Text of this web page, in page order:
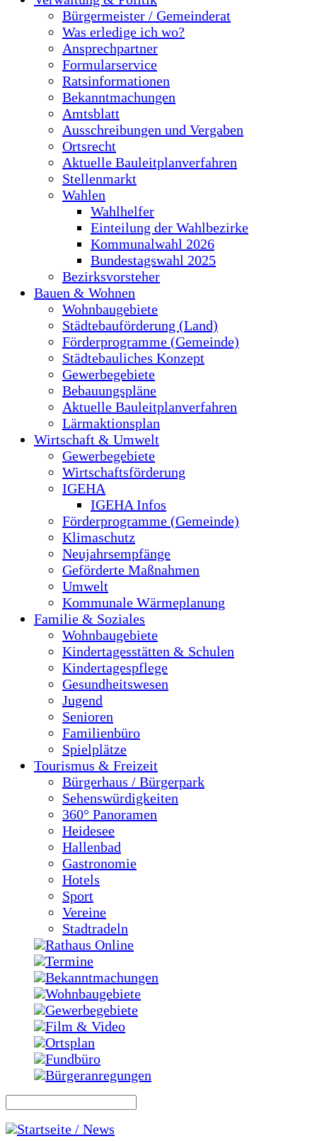
Bürgermeister / Gemeinderat
Was erledige ich wo?
Ansprechpartner
Formularservice
Ratsinformationen
Bekanntmachungen
Amtsblatt
Ausschreibungen und Vergaben
Ortsrecht
Aktuelle Bauleitplanverfahren
Stellenmarkt
Wahlen
Wahlhelfer
Einteilung der Wahlbezirke
Kommunalwahl 2026
Bundestagswahl 2025
Bezirksvorsteher
Bauen & Wohnen
Wohnbaugebiete
Städtebauförderung (Land)
Förderprogramme (Gemeinde)
Städtebauliches Konzept
Gewerbegebiete
Bebauungspläne
Aktuelle Bauleitplanverfahren
Lärmaktionsplan
Wirtschaft & Umwelt
Gewerbegebiete
Wirtschaftsförderung
IGEHA
IGEHA Infos
Förderprogramme (Gemeinde)
Klimaschutz
Neujahrsempfänge
Geförderte Maßnahmen
Umwelt
Kommunale Wärmeplanung
Familie & Soziales
Wohnbaugebiete
Kindertagesstätten & Schulen
Kindertagespflege
Gesundheitswesen
Jugend
Senioren
Familienbüro
Spielplätze
Tourismus & Freizeit
Bürgerhaus / Bürgerpark
Sehenswürdigkeiten
360° Panoramen
Heidesee
Hallenbad
Gastronomie
Hotels
Sport
Vereine
Stadtradeln
Rathaus Online
Termine
Bekanntmachungen
Wohnbaugebiete
Gewerbegebiete
Film & Video
Ortsplan
Fundbüro
Bürgeranregungen
Startseite / News